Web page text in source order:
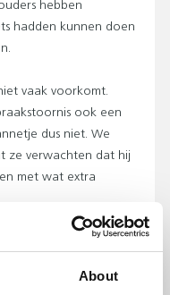
About
hebben
hadden kunnen doen
vaak voorkomt.
ook een
dus niet. We
ze verwachten dat hij
met wat extra